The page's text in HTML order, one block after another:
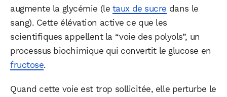
augmente la glycémie (le taux de sucre dans le
sang). Cette élévation active ce que les
scientifiques appellent la “voie des polyols”, un
processus biochimique qui convertit le glucose en
fructose.
Quand cette voie est trop sollicitée, elle perturbe le